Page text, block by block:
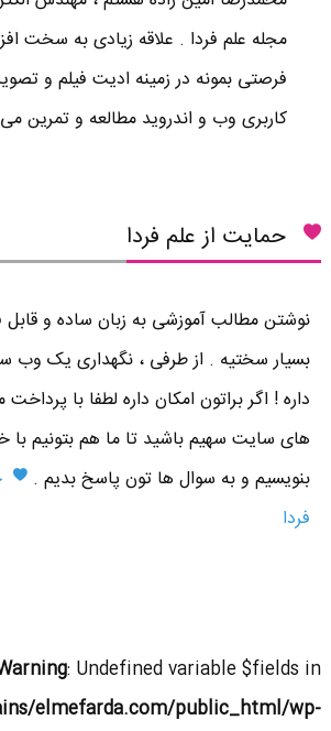
مجله علم فردا . علاقه زیادی به سخت
فرصتی بمونه در زمینه ادیت فیلم و
کاربری وب و اندروید مطالعه و تمرین
حمایت از علم فردا
نوشتن مطالب آموزشی به زبان ساده و قابل
بسیار سختیه . از طرفی ، نگهداری یک
داره ! اگر براتون امکان داره لطفا با
های سایت سهیم باشید تا ما هم بتونیم با
بنویسیم و به سوال ها تون پاسخ بدیم .
فردا
: Undefined variable $fields in
elmefarda.com/public_html/wp-